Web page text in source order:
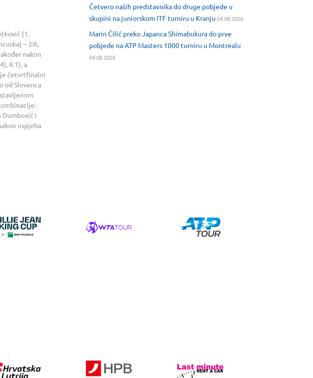
(1.
– 3:6,
nakon
6:1), a
je četvrtfinalni
od Slovenca
Dumbović i
uspjeha
Četvero naših predstavnika do druge pobjede u
skupini na juniorskom ITF turniru u Kranju 04.08.2026
Marin Čilić preko Japanca Shimabukura do prve
pobjede na ATP Masters 1000 turniru u Montrealu
04.08.2026